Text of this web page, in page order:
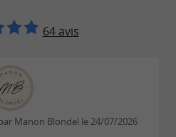
64 avis
Manon Blondel le 24/07/2026